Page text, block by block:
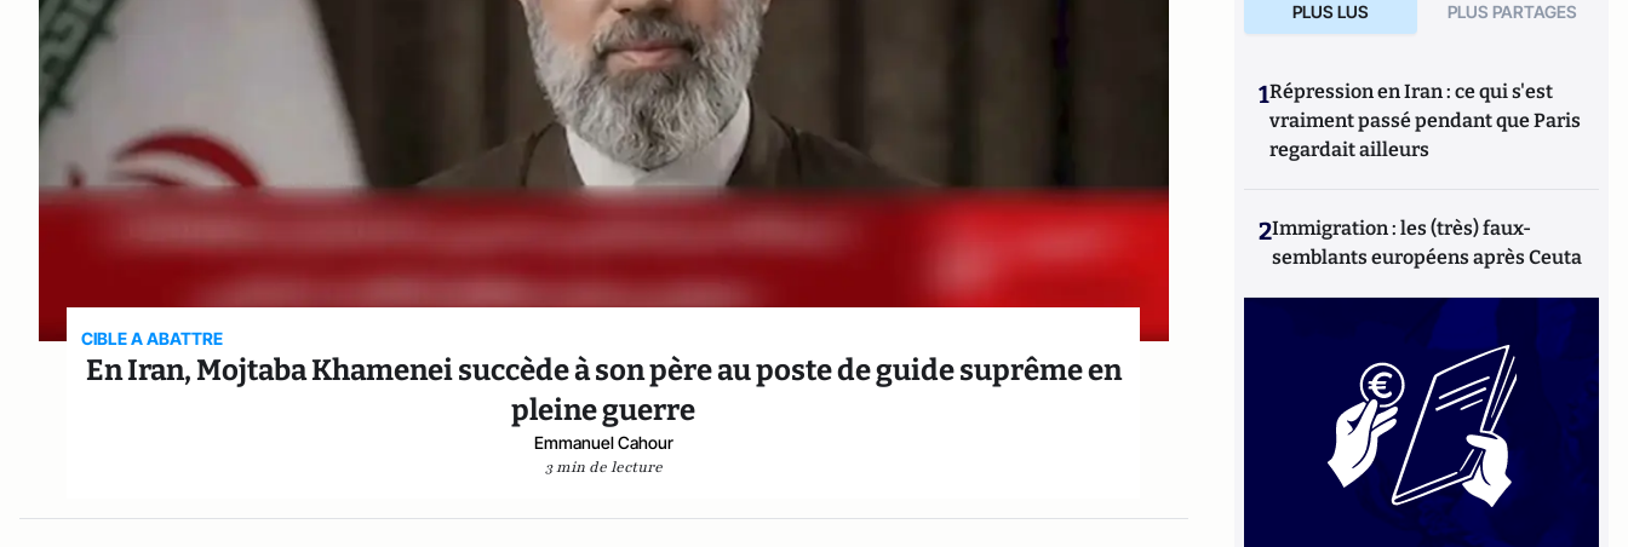
CIBLE A ABATTRE
En Iran, Mojtaba Khamenei succède à son père au poste de guide suprême en
pleine guerre
Emmanuel Cahour
3 min de lecture
PLUS LUS PLUS PARTAGES
1Répression en Iran : ce qui s'est
vraiment passé pendant que Paris
regardait ailleurs
2Immigration : les (très) faux-
semblants européens après Ceuta